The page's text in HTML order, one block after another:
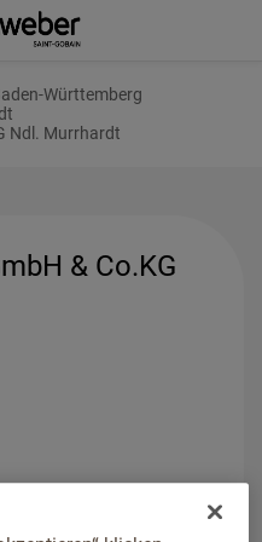
Württemberg
Ndl. Murrhardt
& Co.KG